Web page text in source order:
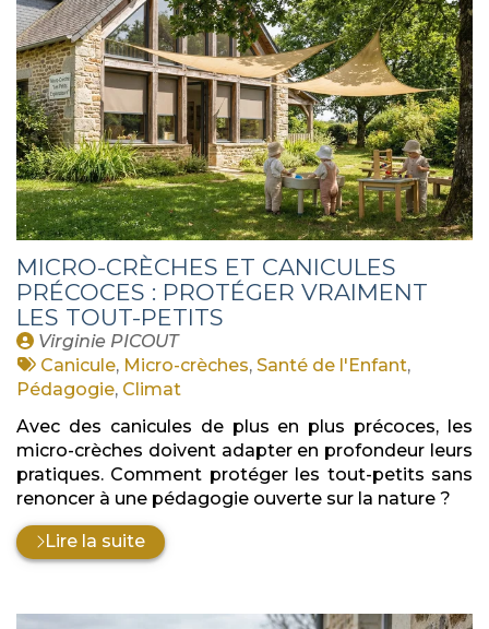
MICRO-CRÈCHES ET CANICULES
PRÉCOCES : PROTÉGER VRAIMENT
LES TOUT-PETITS
Publié
par
Virginie PICOUT
Tags
:
Canicule, Micro-crèches, Santé de l'Enfant,
Pédagogie, Climat
Avec des canicules de plus en plus précoces, les
micro-crèches doivent adapter en profondeur leurs
pratiques. Comment protéger les tout-petits sans
renoncer à une pédagogie ouverte sur la nature ?
Lire la suite